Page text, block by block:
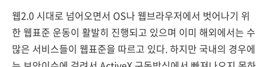
웹2.0 시대로 넘어오면서 OS나 웹브라우저에서 벗어나기 위
한 웹표준 운동이 활발히 진행되고 있으며 이미 해외에서는 수
많은 서비스들이 웹표준을 따르고 있다. 하지만 국내의 경우에